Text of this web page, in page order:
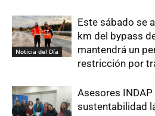
Noticia del Día
Este sábado se
km del bypass
mantendrá un
restricción por
Asesores
sustentabilidad